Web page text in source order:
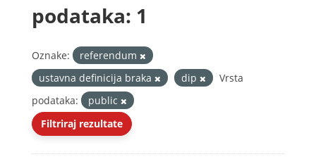
podataka: 1
Oznake:
referendum
ustavna definicija braka
dip
Vrsta
podataka:
public
Filtriraj rezultate